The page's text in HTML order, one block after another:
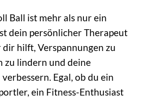
Ball ist mehr als nur ein
dein persönlicher Therapeut
dir hilft, Verspannungen zu
zu lindern und deine
Egal, ob du ein
ein Fitness-Enthusiast